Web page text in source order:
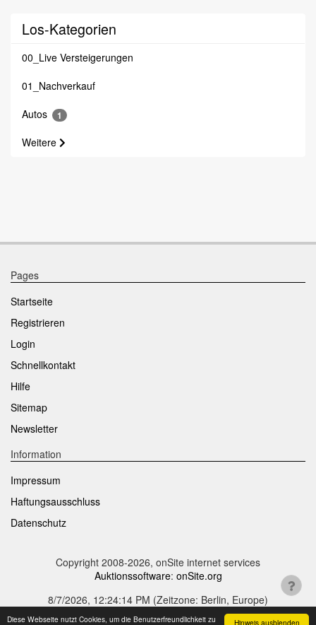
Hinweis ausblenden
Diese Webseite nutzt Cookies, um die Benutzerfreundlichkeit zu
Los-Kategorien
00_Live Versteigerungen
01_Nachverkauf
Autos
1
Weitere
Pages
Startseite
Registrieren
Login
Schnellkontakt
Hilfe
Sitemap
Newsletter
Information
Impressum
Haftungsausschluss
Datenschutz
Copyright 2008-2026, onSite internet services
Auktionssoftware: onSite.org
8/7/2026, 12:24:15 PM (Zeitzone: Berlin, Europe)